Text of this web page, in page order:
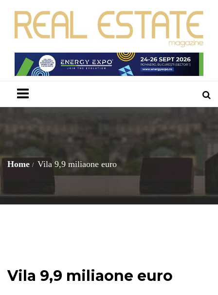
Home Vila 9,9 miliaone euro
Vila 9,9 miliaone euro